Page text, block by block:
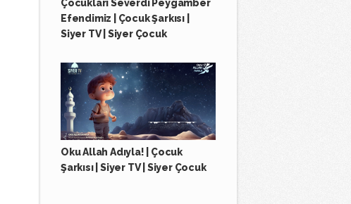
Çocukları Severdi Peygamber
Efendimiz | Çocuk Şarkısı |
Siyer TV | Siyer Çocuk
Oku Allah Adıyla! | Çocuk
Şarkısı | Siyer TV | Siyer Çocuk